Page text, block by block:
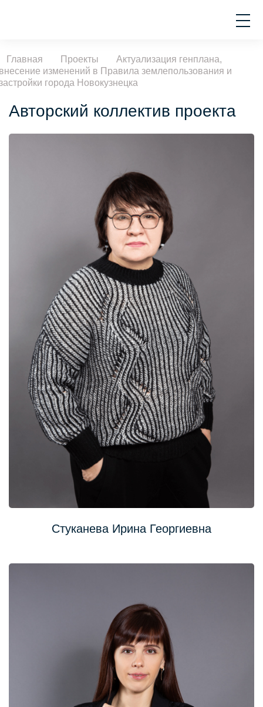
Главная Проекты
Актуализация генплана,
изменений в Правила землепользования и
города Новокузнецка
Авторский коллектив проекта
Стуканева Ирина Георгиевна